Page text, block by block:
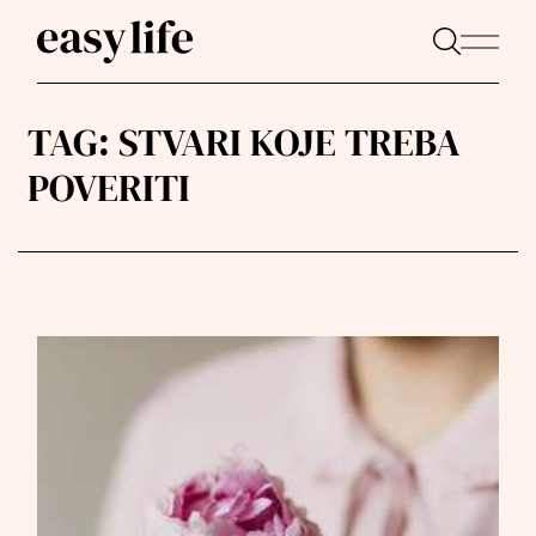
TAG: STVARI KOJE TREBA
POVERITI